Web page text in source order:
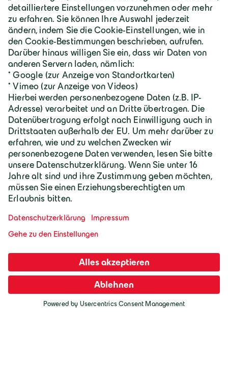
Deutschland | Deutsch
Geiger Gruppe
Darf ich mich vorstellen, ich bin der
Fragen und Anliegen.